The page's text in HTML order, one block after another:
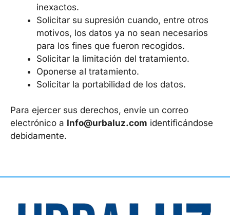
inexactos.
Solicitar su supresión cuando, entre otros
motivos, los datos ya no sean necesarios
para los fines que fueron recogidos.
Solicitar la limitación del tratamiento.
Oponerse al tratamiento.
Solicitar la portabilidad de los datos.
Para ejercer sus derechos, envíe un correo
electrónico a Info@urbaluz.com identificándose
debidamente.